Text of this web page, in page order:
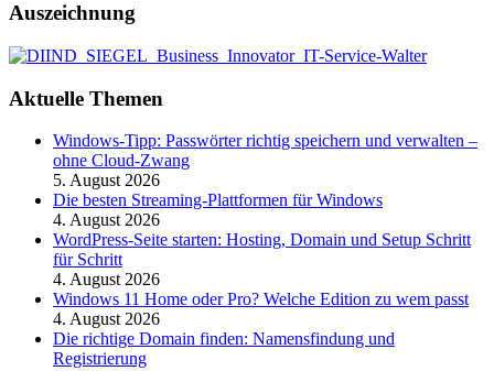
Auszeichnung
Aktuelle Themen
Windows-Tipp: Passwörter richtig speichern und verwalten –
ohne Cloud-Zwang
5. August 2026
Die besten Streaming-Plattformen für Windows
4. August 2026
WordPress-Seite starten: Hosting, Domain und Setup Schritt
für Schritt
4. August 2026
Windows 11 Home oder Pro? Welche Edition zu wem passt
4. August 2026
Die richtige Domain finden: Namensfindung und
Registrierung